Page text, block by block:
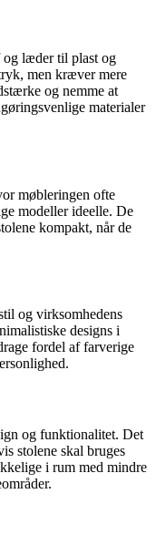
og læder til plast og
men kræver mere
og nemme at
materialer
møbleringen ofte
modeller ideelle. De
kompakt, når de
og virksomhedens
designs i
fordel af farverige
og funktionalitet. Det
stolene skal bruges
i rum med mindre